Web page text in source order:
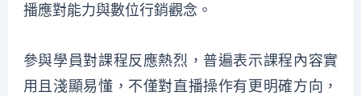
播應對能力與數位行銷觀念。
參與學員對課程反應熱烈，普遍表示課程內容實
用且淺顯易懂，不僅對直播操作有更明確方向，